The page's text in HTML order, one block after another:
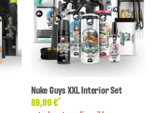
Nuke Guys XXL Interior Set
89,99 €*